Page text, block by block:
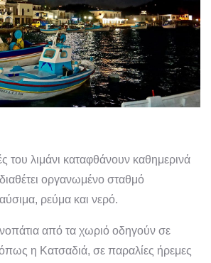
του λιμάνι καταφθάνουν καθημερινά
οργανωμένο σταθμό
ρεύμα και νερό.
από τα χωριό οδηγούν σε
η Κατσαδιά, σε παραλίες ήρεμες